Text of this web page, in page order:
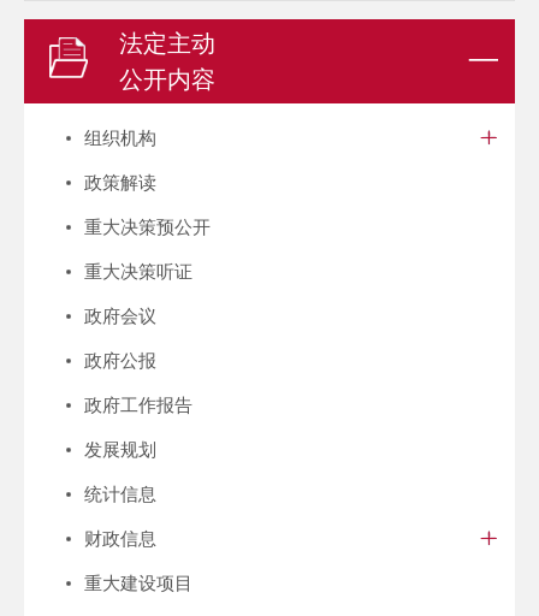
法定主动
公开内容
组织机构
政策解读
重大决策预公开
重大决策听证
政府会议
政府公报
政府工作报告
发展规划
统计信息
财政信息
重大建设项目